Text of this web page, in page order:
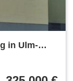
in Ulm-